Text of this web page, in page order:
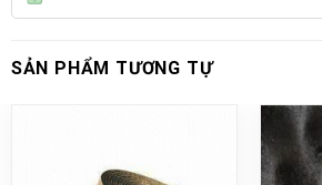
SẢN PHẨM TƯƠNG TỰ